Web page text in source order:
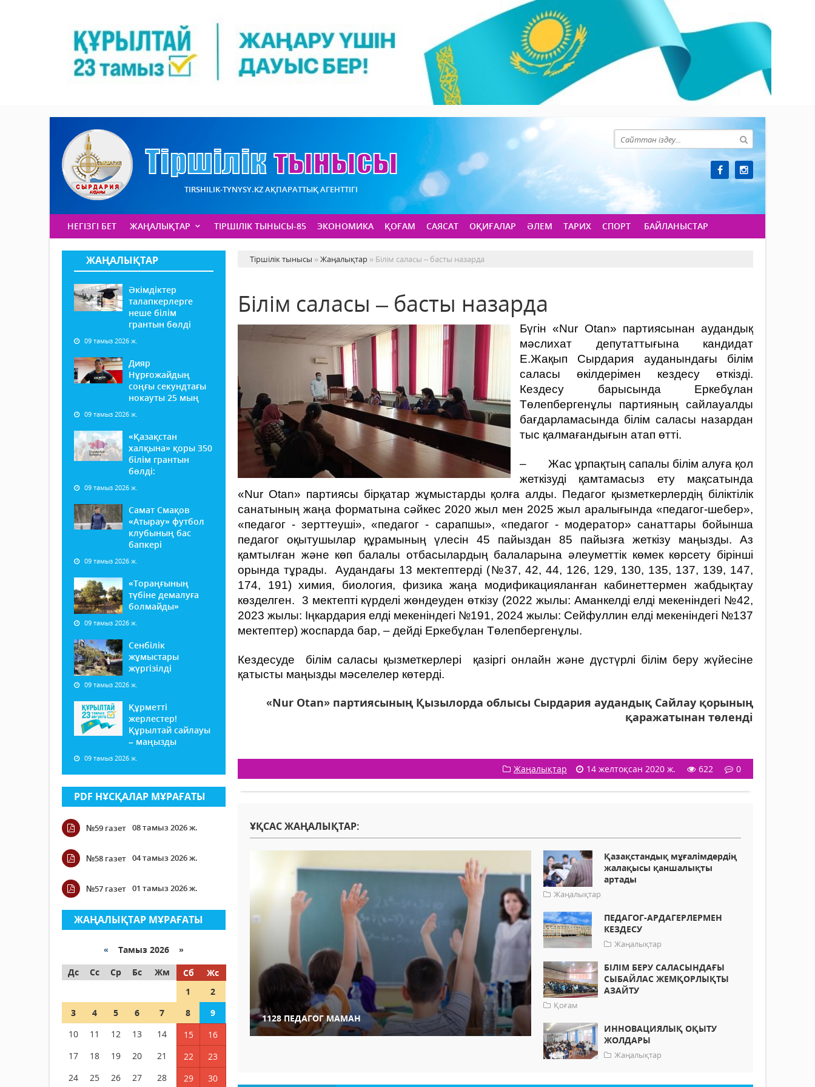
TIRSHILIK-TYNYSY.KZ АҚПАРАТТЫҚ АГЕНТТІГІ
НЕГІЗГІ БЕТ ЖАҢАЛЫҚТАР ТІРШІЛІК ТЫНЫСЫ-85 ЭКОНОМИКА ҚОҒАМ САЯСАТ ОҚИҒАЛАР ӘЛЕМ ТАРИХ СПОРТ БАЙЛАНЫСТАР
ЖАҢАЛЫҚТАР
Әкімдіктер
талапкерлерге
неше білім
грантын бөлді
09 тамыз 2026 ж.
Дияр
Нұрғожайдың
соңғы секундтағы
нокауты 25 мың
09 тамыз 2026 ж.
«Қазақстан
халқына» қоры 350
білім грантын
бөлді:
09 тамыз 2026 ж.
Самат Смақов
«Атырау» футбол
клубының бас
бапкері
09 тамыз 2026 ж.
«Тораңғының
түбіне демалуға
болмайды»
09 тамыз 2026 ж.
Сенбілік
жұмыстары
жүргізілді
09 тамыз 2026 ж.
Құрметті
жерлестер!
Құрылтай сайлауы
– маңызды
09 тамыз 2026 ж.
PDF НҰСҚАЛАР МҰРАҒАТЫ
№59 газет 08 тамыз 2026 ж.
№58 газет 04 тамыз 2026 ж.
№57 газет 01 тамыз 2026 ж.
ЖАҢАЛЫҚТАР МҰРАҒАТЫ
« Тамыз 2026 »
Дс
Сс Ср Бс Жм Сб
Жс
1
2
3
4 5 6 7 8
9
10
11 12 13 14 15
16
17
18 19 20 21 22
23
24
25 26 27 28 29 30
Тіршілік тынысы »Жаңалықтар » Білім саласы – басты назарда
Білім саласы – басты назарда
Бүгін «Nur Otan» партиясынан аудандық
мәслихат депутаттығына кандидат
Е.Жақып Сырдария ауданындағы білім
саласы өкілдерімен кездесу өткізді.
Кездесу барысында Еркебұлан
Төлепбергенұлы партияның сайлауалды
бағдарламасында білім саласы назардан
тыс қалмағандығын атап өтті.
– Жас ұрпақтың сапалы білім алуға қол
жеткізуді қамтамасыз ету мақсатында
«Nur Otan» партиясы бірқатар жұмыстарды қолға алды. Педагог қызметкерлердің біліктілік
санатының жаңа форматына сәйкес 2020 жыл мен 2025 жыл аралығында «педагог-шебер»,
«педагог - зерттеуші», «педагог - сарапшы», «педагог - модератор» санаттары бойынша
педагог оқытушылар құрамының үлесін 45 пайыздан 85 пайызға жеткізу маңызды. Аз
қамтылған және көп балалы отбасылардың балаларына әлеуметтік көмек көрсету бірінші
орында тұрады. Аудандағы 13 мектептерді (№37, 42, 44, 126, 129, 130, 135, 137, 139, 147,
174, 191) химия, биология, физика жаңа модификацияланған кабинеттермен жабдықтау
көзделген. 3 мектепті күрделі жөндеуден өткізу (2022 жылы: Аманкелді елді мекеніндегі №42,
2023 жылы: Іңкардария елді мекеніндегі №191, 2024 жылы: Сейфуллин елді мекеніндегі №137
мектептер) жоспарда бар, – дейді Еркебұлан Төлепбергенұлы.
Кездесуде білім саласы қызметкерлері қазіргі онлайн және дүстүрлі білім беру жүйесіне
қатысты маңызды мәселелер көтерді.
«Nur Otan» партиясының Қызылорда облысы Сырдария аудандық Сайлау қорының
қаражатынан төленді
Жаңалықтар 14 желтоқсан 2020 ж. 622 0
ҰҚСАС ЖАҢАЛЫҚТАР:
1128 ПЕДАГОГ МАМАН
Қазақстандық мұғалімдердің
жалақысы қаншалықты
артады
Жаңалықтар
ПЕДАГОГ-АРДАГЕРЛЕРМЕН
КЕЗДЕСУ
Жаңалықтар
БІЛІМ БЕРУ САЛАСЫНДАҒЫ
СЫБАЙЛАС ЖЕМҚОРЛЫҚТЫ
АЗАЙТУ
Қоғам
ИННОВАЦИЯЛЫҚ ОҚЫТУ
ЖОЛДАРЫ
Жаңалықтар